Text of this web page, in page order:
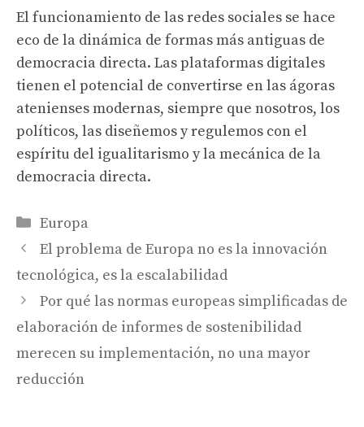
El funcionamiento de las redes sociales se hace
eco de la dinámica de formas más antiguas de
democracia directa. Las plataformas digitales
tienen el potencial de convertirse en las ágoras
atenienses modernas, siempre que nosotros, los
políticos, las diseñemos y regulemos con el
espíritu del igualitarismo y la mecánica de la
democracia directa.
Categories
Europa
El problema de Europa no es la innovación
tecnológica, es la escalabilidad
Por qué las normas europeas simplificadas de
elaboración de informes de sostenibilidad
merecen su implementación, no una mayor
reducción